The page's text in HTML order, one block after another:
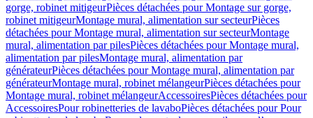
gorge, robinet mitigeurPièces détachées pour Montage sur gorge,
robinet mitigeurMontage mural, alimentation sur secteurPièces
détachées pour Montage mural, alimentation sur secteurMontage
mural, alimentation par pilesPièces détachées pour Montage mural,
alimentation par pilesMontage mural, alimentation par
générateurPièces détachées pour Montage mural, alimentation par
générateurMontage mural, robinet mélangeurPièces détachées pour
Montage mural, robinet mélangeurAccessoiresPièces détachées pour
AccessoiresPour robinetteries de lavaboPièces détachées pour Pour